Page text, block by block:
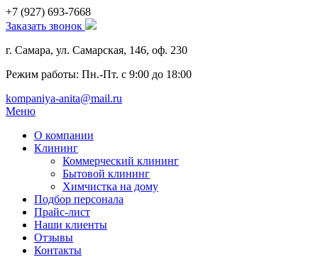
+7 (927) 693-7668
Заказать звонок
г. Самара, ул. Самарская, 146, оф. 230
Режим работы: Пн.-Пт. с 9:00 до 18:00
kompaniya-anita@mail.ru
Меню
О компании
Клининг
Коммерческий клининг
Бытовой клининг
Химчистка на дому
Подбор персонала
Прайс-лист
Наши клиенты
Отзывы
Контакты